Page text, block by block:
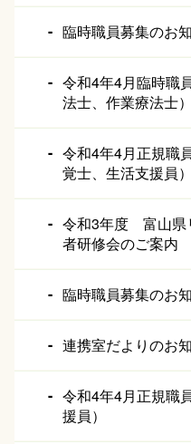
臨時職員募集のお
令和4年4月臨時職
法士、作業療法士）
令和4年4月正規職
覚士、生活支援員）
令和3年度 富山県
者研修会のご案内
臨時職員募集のお
連携室だよりのお
令和4年4月正規職
援員）